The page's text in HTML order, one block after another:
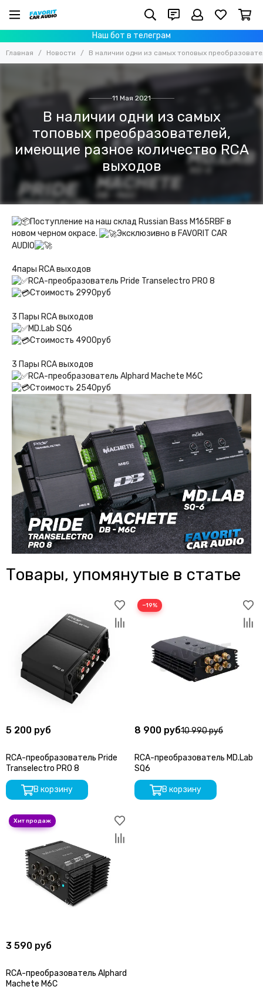
Наш бот в телеграм
Главная Новости В наличии одни из самых топовых
11 Мая 2021
В наличии одни из самых
топовых преобразователей,
имеющие разное количество RCA
выходов
Поступление на наш склад Russian Bass M165RBF в
новом черном окрасе.
Эксклюзивно в FAVORIT CAR
AUDIO
4пары RCA выходов
RCA-преобразователь Pride Transelectro PRO 8
Стоимость 2990руб
3 Пары RCA выходов
MD.Lab SQ6
Стоимость 4900руб
3 Пары RCA выходов
RCA-преобразователь Alphard Machete M6C
Стоимость 2540руб
Товары, упомянутые в статье
5 200 руб
RCA-преобразователь Pride
Transelectro PRO 8
В корзину
−19%
8 900 руб10 990 руб
RCA-преобразователь MD.Lab
SQ6
В корзину
3 590 руб
RCA-преобразователь Alphard
Machete M6C